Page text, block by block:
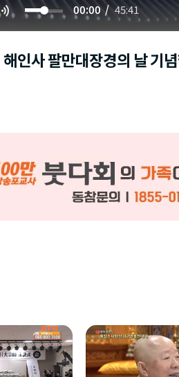
00:00 45:41
인사 팔만대장경의 날 기